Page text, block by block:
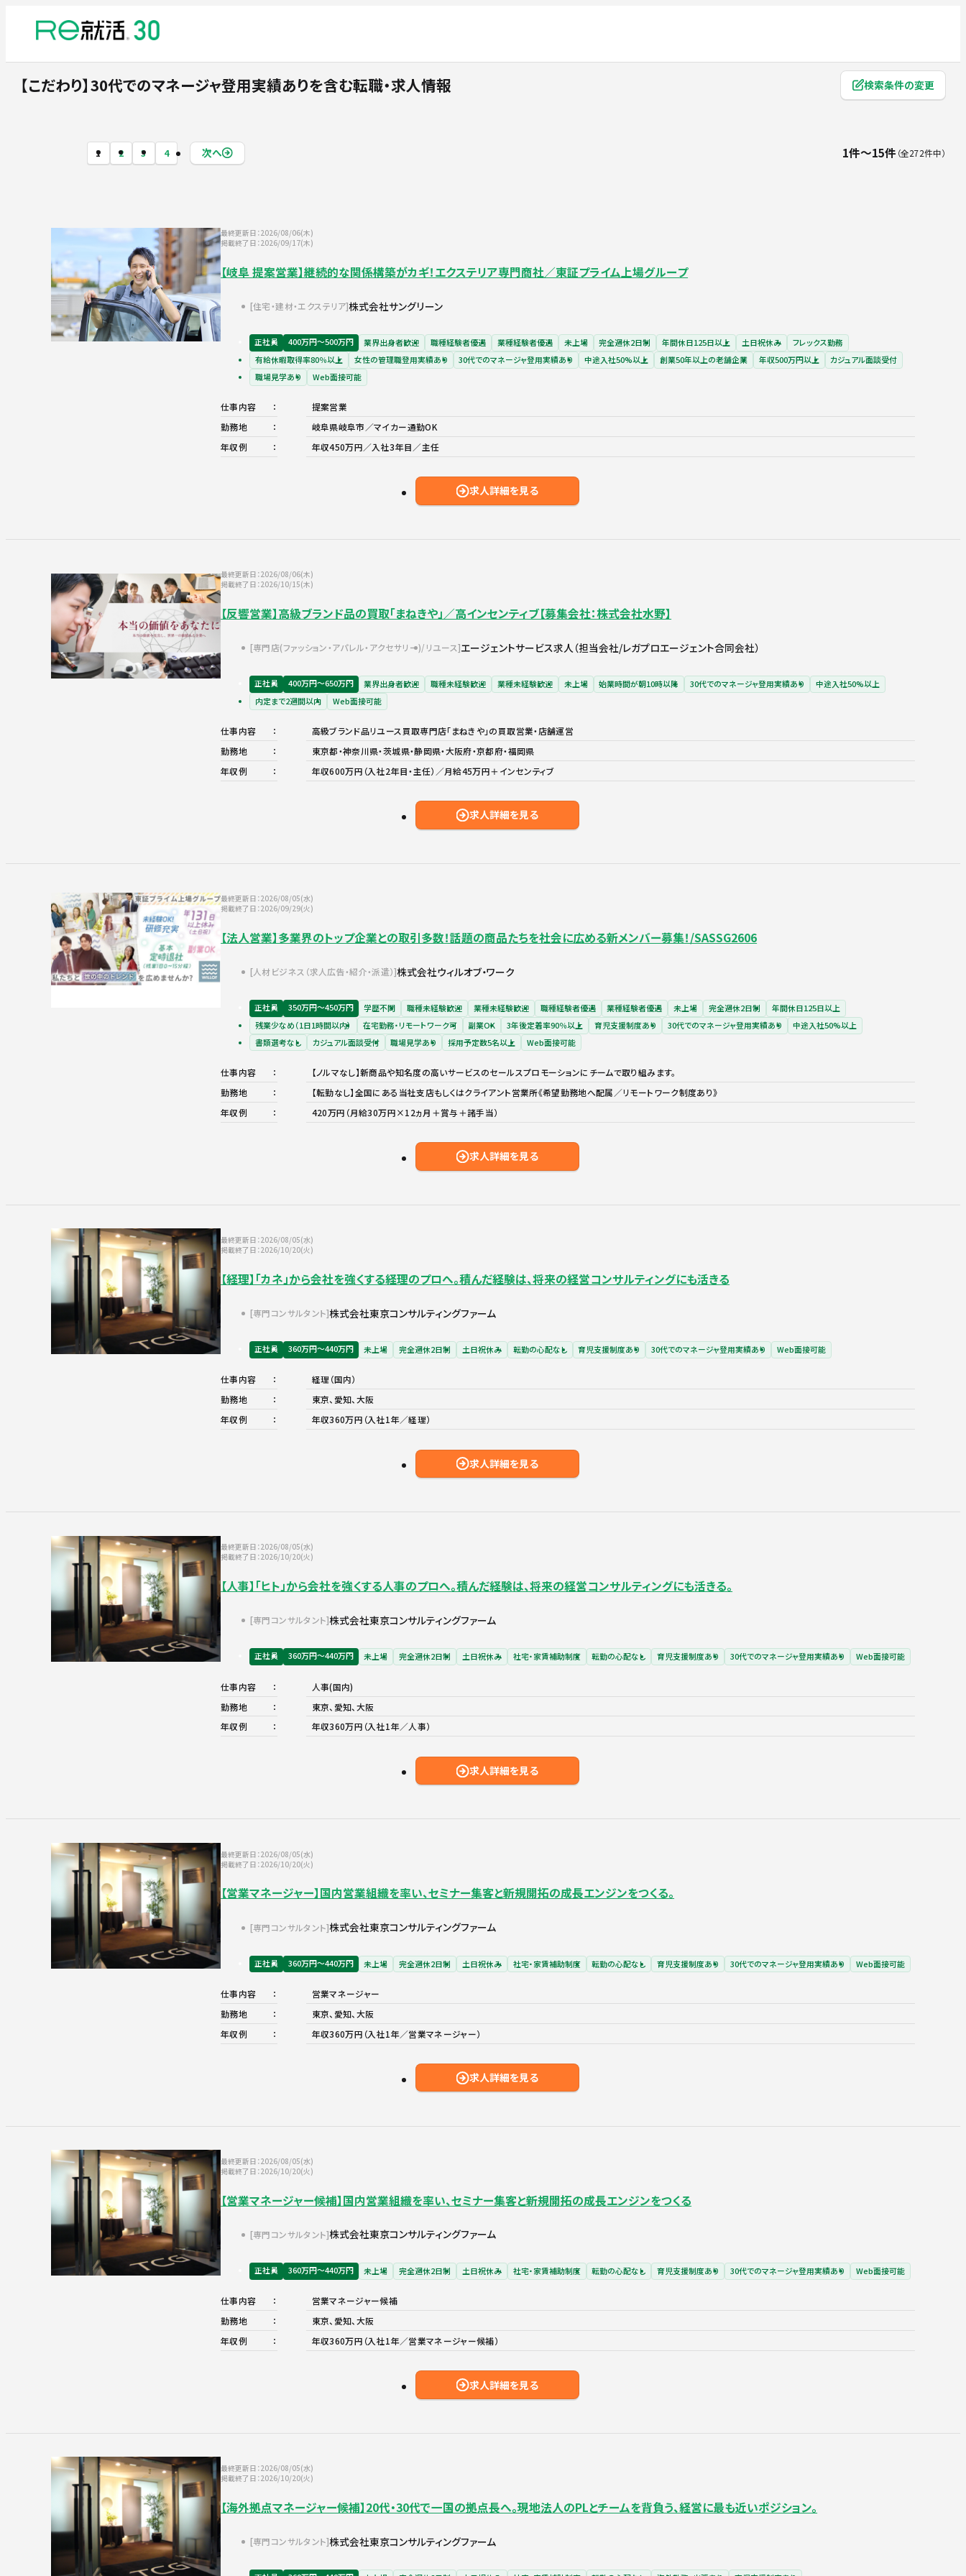
【こだわり】30代でのマネージャ登用実績ありを含む転職・求人情報 検索条件の変更
1 2 3 4 次へ 1件〜15件 全272件中
最終更新日：2026/08/06(木)
掲載終了日：2026/09/17(木)
【岐阜 提案営業】継続的な関係構築がカギ！エクステリア専門商社／東証プライム上場グループ
住宅・建材・エクステリア 株式会社サングリーン
正社員 400万円〜500万円 業界出身者歓迎 職種経験者優遇 業種経験者優遇 未上場 完全週休2日制 年間休日125日以上 土日祝休み
フレックス勤務
有給休暇取得率80％以上
女性の管理職登用実績あり 30代でのマネージャ登用実績あり 中途入社50%以上 創業50年以上の老舗企業 年収500万円以上
カジュアル面談受付
職場見学あり
Web面接可能
仕事内容
提案営業
勤務地
岐阜県岐阜市／マイカー通勤OK
年収例
年収450万円／入社3年目／主任
求人詳細を見る
最終更新日：2026/08/06(木)
掲載終了日：2026/10/15(木)
【反響営業】高級ブランド品の買取「まねきや」／高インセンティブ【募集会社：株式会社水野】
専門店(ファッション・アパレル・アクセサリー) リユース エージェントサービス求人（担当会社/レガプロエージェント合同会社）
正社員 400万円〜650万円 業界出身者歓迎 職種未経験歓迎 業種未経験歓迎 未上場 始業時間が朝10時以降 30代でのマネージャ登用実績あり
中途入社50%以上
内定まで2週間以内
Web面接可能
仕事内容
高級ブランド品リユース買取専門店「まねきや」の買取営業・店舗運営
勤務地
東京都・神奈川県・茨城県・静岡県・大阪府・京都府・福岡県
年収例
年収600万円（入社2年目・主任）／月給45万円＋インセンティブ
求人詳細を見る
最終更新日：2026/08/05(水)
掲載終了日：2026/09/29(火)
【法人営業】多業界のトップ企業との取引多数！話題の商品たちを社会に広める新メンバー募集！/SASSG2606
人材ビジネス（求人広告・紹介・派遣） 株式会社ウィルオブ・ワーク
正社員 350万円〜450万円 学歴不問 職種未経験歓迎 業種未経験歓迎 職種経験者優遇 業種経験者優遇 未上場 完全週休2日制
年間休日125日以上
残業少なめ（1日1時間以内）
在宅勤務・リモートワーク可 副業OK 3年後定着率90％以上 育児支援制度あり 30代でのマネージャ登用実績あり
中途入社50%以上
書類選考なし
カジュアル面談受付 職場見学あり 採用予定数5名以上 Web面接可能
仕事内容
【ノルマなし】新商品や知名度の高いサービスのセールスプロモーションにチームで取り組みます。
勤務地
【転勤なし】全国にある当社支店もしくはクライアント営業所《希望勤務地へ配属／リモートワーク制度あり》
年収例
420万円（月給30万円×12ヵ月＋賞与＋諸手当）
求人詳細を見る
最終更新日：2026/08/05(水)
掲載終了日：2026/10/20(火)
【経理】「カネ」から会社を強くする経理のプロへ。積んだ経験は、将来の経営コンサルティングにも活きる
専門コンサルタント 株式会社東京コンサルティングファーム
正社員 360万円〜440万円 未上場 完全週休2日制 土日祝休み 転勤の心配なし 育児支援制度あり 30代でのマネージャ登用実績あり Web面接可能
仕事内容
経理（国内）
勤務地
東京、愛知、大阪
年収例
年収360万円（入社1年／経理）
求人詳細を見る
最終更新日：2026/08/05(水)
掲載終了日：2026/10/20(火)
【人事】「ヒト」から会社を強くする人事のプロへ。積んだ経験は、将来の経営コンサルティングにも活きる。
専門コンサルタント 株式会社東京コンサルティングファーム
正社員 360万円〜440万円 未上場 完全週休2日制 土日祝休み 社宅・家賃補助制度 転勤の心配なし 育児支援制度あり 30代でのマネージャ登用実績あり Web面接可能
仕事内容
人事(国内)
勤務地
東京、愛知、大阪
年収例
年収360万円（入社1年／人事）
求人詳細を見る
最終更新日：2026/08/05(水)
掲載終了日：2026/10/20(火)
【営業マネージャー】国内営業組織を率い、セミナー集客と新規開拓の成長エンジンをつくる。
専門コンサルタント 株式会社東京コンサルティングファーム
正社員 360万円〜440万円 未上場 完全週休2日制 土日祝休み 社宅・家賃補助制度 転勤の心配なし 育児支援制度あり 30代でのマネージャ登用実績あり Web面接可能
仕事内容
営業マネージャー
勤務地
東京、愛知、大阪
年収例
年収360万円（入社1年／営業マネージャー）
求人詳細を見る
最終更新日：2026/08/05(水)
掲載終了日：2026/10/20(火)
【営業マネージャー候補】国内営業組織を率い、セミナー集客と新規開拓の成長エンジンをつくる
専門コンサルタント 株式会社東京コンサルティングファーム
正社員 360万円〜440万円 未上場 完全週休2日制 土日祝休み 社宅・家賃補助制度 転勤の心配なし 育児支援制度あり 30代でのマネージャ登用実績あり Web面接可能
仕事内容
営業マネージャー候補
勤務地
東京、愛知、大阪
年収例
年収360万円（入社1年／営業マネージャー候補）
求人詳細を見る
最終更新日：2026/08/05(水)
掲載終了日：2026/10/20(火)
【海外拠点マネージャー候補】20代・30代で一国の拠点長へ。現地法人のPLとチームを背負う、経営に最も近いポジション。
専門コンサルタント 株式会社東京コンサルティングファーム